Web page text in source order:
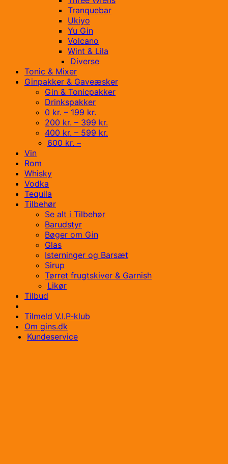
Tranquebar
Ukiyo
Yu Gin
Volcano
Wint & Lila
Diverse
Tonic & Mixer
Ginpakker & Gaveæsker
Gin & Tonicpakker
Drinkspakker
0 kr. – 199 kr.
200 kr. – 399 kr.
400 kr. – 599 kr.
600 kr. –
Vin
Rom
Whisky
Vodka
Tequila
Tilbehør
Se alt i Tilbehør
Barudstyr
Bøger om Gin
Glas
Isterninger og Barsæt
Sirup
Tørret frugtskiver & Garnish
Likør
Tilbud
Tilmeld V.I.P-klub
Om gins.dk
Kundeservice